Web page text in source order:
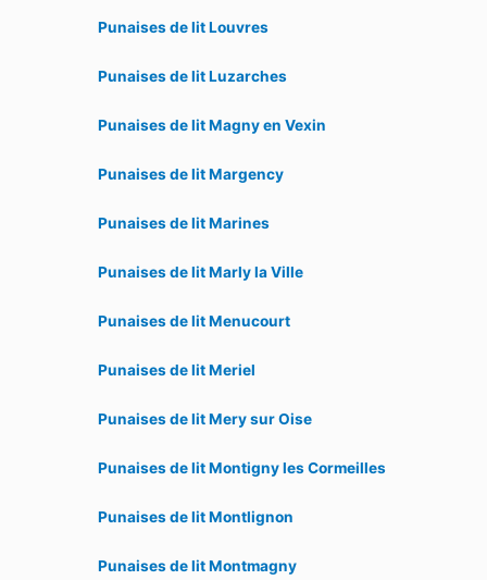
Punaises de lit Louvres
Punaises de lit Luzarches
Punaises de lit Magny en Vexin
Punaises de lit Margency
Punaises de lit Marines
Punaises de lit Marly la Ville
Punaises de lit Menucourt
Punaises de lit Meriel
Punaises de lit Mery sur Oise
Punaises de lit Montigny les Cormeilles
Punaises de lit Montlignon
Punaises de lit Montmagny